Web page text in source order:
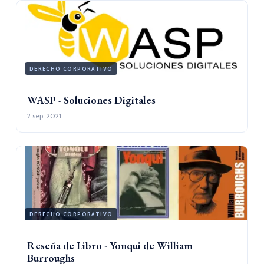
DERECHO CORPORATIVO
WASP - Soluciones Digitales
2 sep. 2021
DERECHO CORPORATIVO
Reseña de Libro - Yonqui de William
Burroughs